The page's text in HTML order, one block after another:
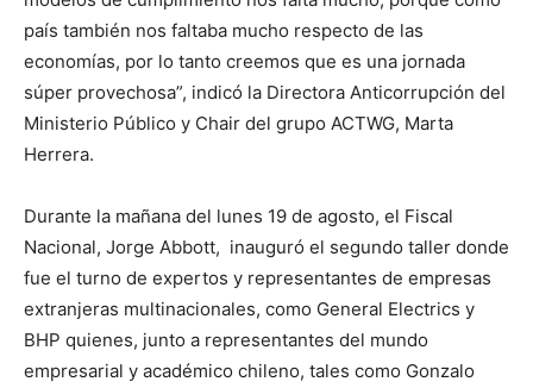
país también nos faltaba mucho respecto de las
economías, por lo tanto creemos que es una jornada
súper provechosa”, indicó la Directora Anticorrupción del
Ministerio Público y Chair del grupo ACTWG, Marta
Herrera.
Durante la mañana del lunes 19 de agosto, el Fiscal
Nacional, Jorge Abbott, inauguró el segundo taller donde
fue el turno de expertos y representantes de empresas
extranjeras multinacionales, como General Electrics y
BHP quienes, junto a representantes del mundo
empresarial y académico chileno, tales como Gonzalo